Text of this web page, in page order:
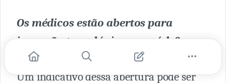
Os médicos estão abertos para
inovação tecnológica na saúde?
Um indicativo dessa abertura pode ser